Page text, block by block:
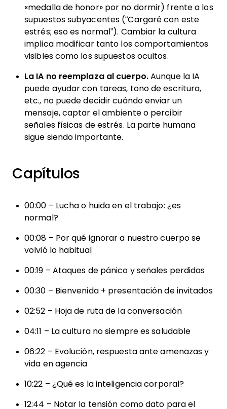
«medalla de honor» por no dormir) frente a los
supuestos subyacentes (“Cargaré con este
estrés; eso es normal”). Cambiar la cultura
implica modificar tanto los comportamientos
visibles como los supuestos ocultos.
La IA no reemplaza al cuerpo.Aunque la IA
puede ayudar con tareas, tono de escritura,
etc., no puede decidir cuándo enviar un
mensaje, captar el ambiente o percibir
señales físicas de estrés. La parte humana
sigue siendo importante.
Capítulos
00:00 – Lucha o huida en el trabajo: ¿es
normal?
00:08 – Por qué ignorar a nuestro cuerpo se
volvió lo habitual
00:19 – Ataques de pánico y señales perdidas
00:30 – Bienvenida + presentación de invitados
02:52 – Hoja de ruta de la conversación
04:11 – La cultura no siempre es saludable
06:22 – Evolución, respuesta ante amenazas y
vida en agencia
10:22 – ¿Qué es la inteligencia corporal?
12:44 – Notar la tensión como dato para el